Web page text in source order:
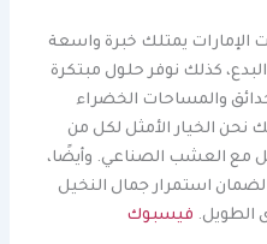
الإمارات يمتلك خبرة واسعة
كذلك نوفر حلول مبتكرة
والمساحات الخضراء
الخيار الأمثل لكل من
مع العشب الصناعي. وأيضًا،
استمرار جمال النخيل
الطويل. فيسبوك